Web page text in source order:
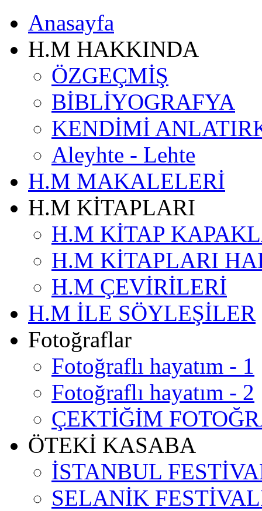
Anasayfa
H.M HAKKINDA
ÖZGEÇMİŞ
BİBLİYOGRAFYA
KENDİMİ
Aleyhte - Lehte
H.M MAKALELERİ
H.M KİTAPLARI
H.M KİTAP
H.M KİTAPLARI
H.M ÇEVİRİLERİ
H.M İLE SÖYLEŞİLER
Fotoğraflar
Fotoğraflı hayatım - 1
Fotoğraflı hayatım - 2
ÇEKTİĞİM
ÖTEKİ KASABA
İSTANBUL
SELANİK